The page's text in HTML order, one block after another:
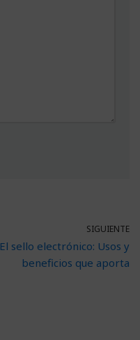
SIGUIENTE
El sello electrónico: Usos y
beneficios que aporta